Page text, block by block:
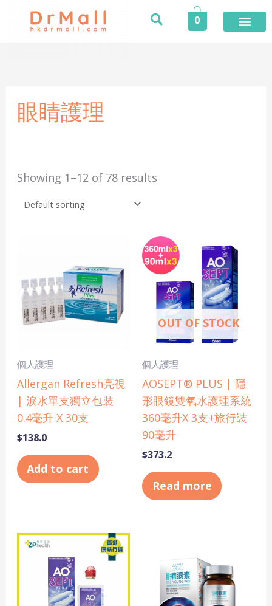
0
眼睛護理
Showing 1–12 of 78 results
個人護理
Allergan Refresh亮視
| 淚水單支獨立包裝
0.4毫升 X 30支
$138.0
Add to cart
OUT OF STOCK
個人護理
AOSEPT® PLUS | 隱
形眼鏡雙氧水護理系統
360毫升X 3支+旅行裝
90毫升
$373.2
Read more